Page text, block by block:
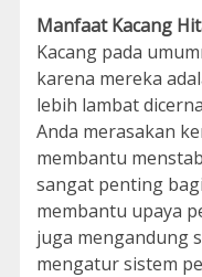
Manfaat Kacang
Kacang pada
karena mereka
lebih lambat
Anda merasakan
membantu
sangat penting
membantu upaya
juga mengandung
mengatur sistem